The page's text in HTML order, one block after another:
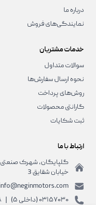
درباره ما
نمایندگی‌های فروش
خدمات مشتریان
سوالات متداول
نحوه ارسال سفارش‌ها
روش‌های پرداخت
گارانتی محصولات
ثبت شکایات
ارتباط با ما
خیابان شقایق 3
۰۳۱۵۷۰۳۰ (داخلی ۵)